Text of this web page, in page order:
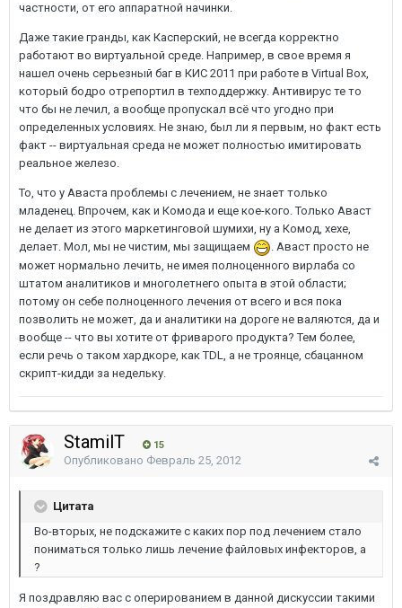
частности, от его аппаратной начинки.
Даже такие гранды, как Касперский, не всегда корректно
работают во виртуальной среде. Например, в свое время я
нашел очень серьезный баг в КИС 2011 при работе в Virtual Box,
который бодро отрепортил в техподдержку. Антивирус те то
что бы не лечил, а вообще пропускал всё что угодно при
определенных условиях. Не знаю, был ли я первым, но факт есть
факт -- виртуальная среда не может полностью имитировать
реальное железо.
То, что у Аваста проблемы с лечением, не знает только
младенец. Впрочем, как и Комода и еще кое-кого. Только Аваст
не делает из этого маркетинговой шумихи, ну а Комод, хехе,
делает. Мол, мы не чистим, мы защищаем
. Аваст просто не
может нормально лечить, не имея полноценного вирлаба со
штатом аналитиков и многолетнего опыта в этой области;
потому он себе полноценного лечения от всего и вся пока
позволить не может, да и аналитики на дороге не валяются, да и
вообще -- что вы хотите от фриварого продукта? Тем более,
если речь о таком хардкоре, как TDL, а не троянце, сбацанном
скрипт-кидди за недельку.
StamilT 15
Опубликовано Февраль 25, 2012
Цитата
Во-вторых, не подскажите с каких пор под лечением стало
пониматься только лишь лечение файловых инфекторов, а
?
Я поздравляю вас с оперированием в данной дискуссии такими